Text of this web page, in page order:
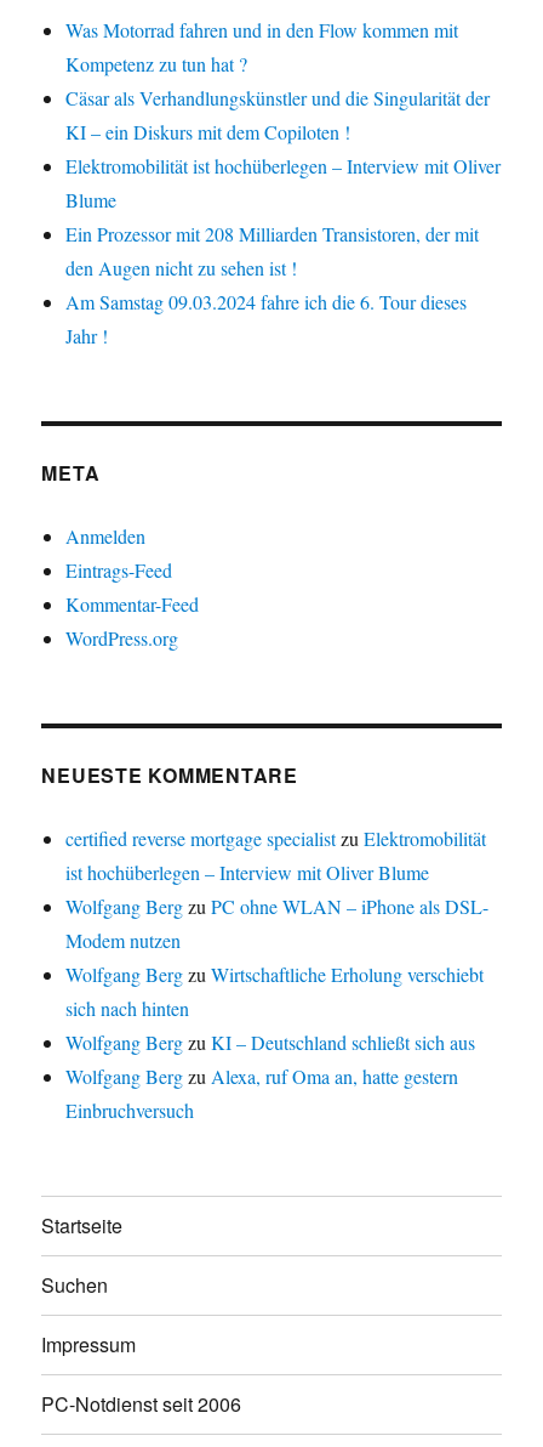
Was Motorrad fahren und in den Flow kommen mit
Kompetenz zu tun hat ?
Cäsar als Verhandlungskünstler und die Singularität der
KI – ein Diskurs mit dem Copiloten !
Elektromobilität ist hochüberlegen – Interview mit Oliver
Blume
Ein Prozessor mit 208 Milliarden Transistoren, der mit
den Augen nicht zu sehen ist !
Am Samstag 09.03.2024 fahre ich die 6. Tour dieses
Jahr !
META
Anmelden
Eintrags-Feed
Kommentar-Feed
WordPress.org
NEUESTE KOMMENTARE
certified reverse mortgage specialistzuElektromobilität
ist hochüberlegen – Interview mit Oliver Blume
Wolfgang BergzuPC ohne WLAN – iPhone als DSL-
Modem nutzen
Wolfgang BergzuWirtschaftliche Erholung verschiebt
sich nach hinten
Wolfgang BergzuKI – Deutschland schließt sich aus
Wolfgang Bergzu Alexa, ruf Oma an, hatte gestern
Einbruchversuch
Startseite
Suchen
Impressum
PC-Notdienst seit 2006